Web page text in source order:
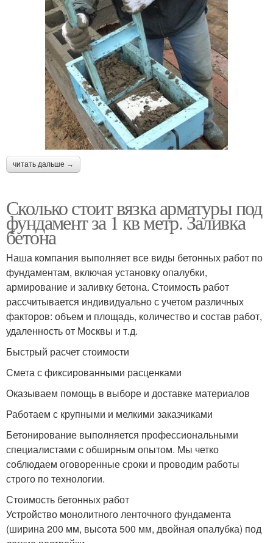
читать дальше →
Сколько стоит вязка арматуры под
фундамент за 1 кв метр. Заливка
бетона
Наша компания выполняет все виды бетонных работ по
фундаментам, включая установку опалубки,
армирование и заливку бетона. Стоимость работ
рассчитывается индивидуально с учетом различных
факторов: объем и площадь, количество и состав работ,
удаленность от Москвы и т.д.
Быстрый расчет стоимости
Смета с фиксированными расценками
Оказываем помощь в выборе и доставке материалов
Работаем с крупными и мелкими заказчиками
Бетонирование выполняется профессиональными
специалистами с обширным опытом. Мы четко
соблюдаем оговоренные сроки и проводим работы
строго по технологии.
Стоимость бетонных работ
Устройство монолитного ленточного фундамента
(ширина 200 мм, высота 500 мм, двойная опалубка) под